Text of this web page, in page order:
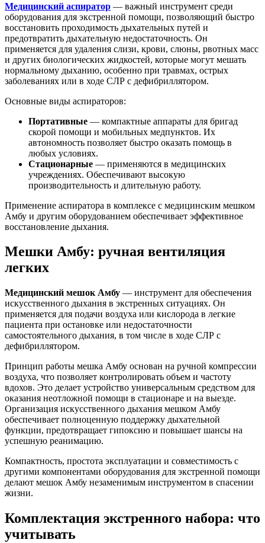
Медицинский аспиратор — важный инструмент среди
оборудования для экстренной помощи, позволяющий быстро
восстановить проходимость дыхательных путей и
предотвратить дыхательную недостаточность. Он
применяется для удаления слизи, крови, слюны, рвотных масс
и других биологических жидкостей, которые могут мешать
нормальному дыханию, особенно при травмах, острых
заболеваниях или в ходе СЛР с дефибриллятором.
Основные виды аспираторов:
Портативные — компактные аппараты для бригад
скорой помощи и мобильных медпунктов. Их
автономность позволяет быстро оказать помощь в
любых условиях.
Стационарные — применяются в медицинских
учреждениях. Обеспечивают высокую
производительность и длительную работу.
Применение аспиратора в комплексе с медицинским мешком
Амбу и другим оборудованием обеспечивает эффективное
восстановление дыхания.
Мешки Амбу: ручная вентиляция
легких
Медицинский мешок Амбу — инструмент для обеспечения
искусственного дыхания в экстренных ситуациях. Он
применяется для подачи воздуха или кислорода в легкие
пациента при остановке или недостаточности
самостоятельного дыхания, в том числе в ходе СЛР с
дефибриллятором.
Принцип работы мешка Амбу основан на ручной компрессии
воздуха, что позволяет контролировать объем и частоту
вдохов. Это делает устройство универсальным средством для
оказания неотложной помощи в стационаре и на выезде.
Организация искусственного дыхания мешком Амбу
обеспечивает полноценную поддержку дыхательной
функции, предотвращает гипоксию и повышает шансы на
успешную реанимацию.
Компактность, простота эксплуатации и совместимость с
другими компонентами оборудования для экстренной помощи
делают мешок Амбу незаменимым инструментом в спасении
жизни.
Комплектация экстренного набора: что
учитывать